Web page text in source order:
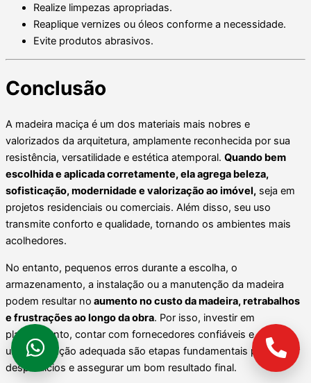
Realize limpezas apropriadas.
Reaplique vernizes ou óleos conforme a necessidade.
Evite produtos abrasivos.
Conclusão
A madeira maciça é um dos materiais mais nobres e
valorizados da arquitetura, amplamente reconhecida por sua
resistência, versatilidade e estética atemporal. Quando bem
escolhida e aplicada corretamente, ela agrega beleza,
sofisticação, modernidade e valorização ao imóvel, seja em
projetos residenciais ou comerciais. Além disso, seu uso
transmite conforto e qualidade, tornando os ambientes mais
acolhedores.
No entanto, pequenos erros durante a escolha, o
armazenamento, a instalação ou a manutenção da madeira
podem resultar no aumento no custo da madeira, retrabalhos
e frustrações ao longo da obra. Por isso, investir em
planejamento, contar com fornecedores confiáveis e garantir
uma instalação adequada são etapas fundamentais para evitar
desperdícios e assegurar um bom resultado final.